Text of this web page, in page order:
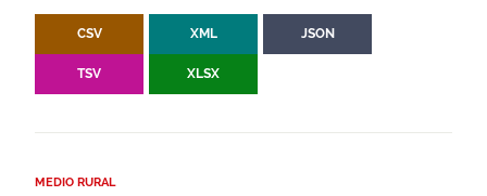
CSV XML JSON
TSV XLSX
MEDIO RURAL